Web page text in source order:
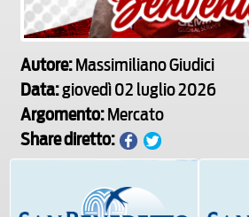
Autore:Massimiliano Giudici
Data:giovedì 02 luglio 2026
Argomento:Mercato
Share diretto: